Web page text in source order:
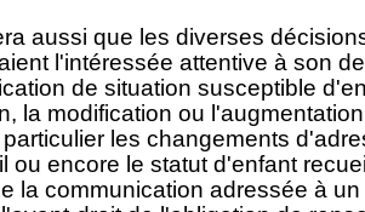
aussi que les diverses
l'intéressée attentive à son
de situation susceptible
la modification ou
les changements
ou encore le statut d'enfant
la communication adressée à